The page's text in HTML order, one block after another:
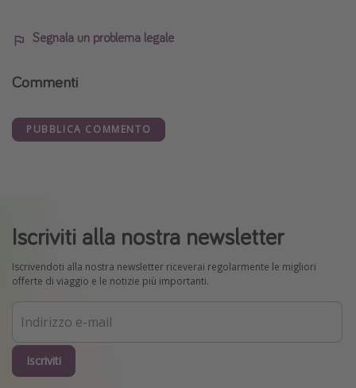
Segnala un problema legale
Commenti
PUBBLICA COMMENTO
Iscriviti alla nostra newsletter
Iscrivendoti alla nostra newsletter riceverai regolarmente le migliori
offerte di viaggio e le notizie più importanti.
Iscriviti